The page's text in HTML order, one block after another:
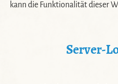
kann die Funktionalität dieser
Server-